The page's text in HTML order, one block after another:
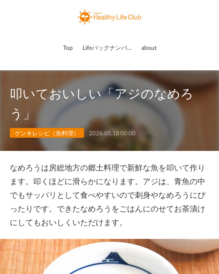
Top Lifeバックナンバー about
叩いておいしい「アジのなめろ
う」
ゲンキレシピ（魚料理） 2026.05.18 00:00
なめろうは房総地方の郷土料理で新鮮な魚を叩いて作り
ます。叩くほどに滑らかになります。アジは、青魚の中
でもサッパリとして食べやすいので刺身やなめろうにぴ
ったりです。できたなめろうをごはんにのせてお茶漬け
にしてもおいしくいただけます。